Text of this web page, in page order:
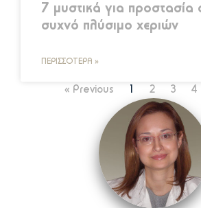
7 μυστικά για προστασία
συχνό πλύσιμο χεριών
ΠΕΡΙΣΣΌΤΕΡΑ »
« Previous 2 3 4